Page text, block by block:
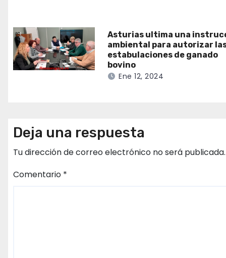
Asturias ultima una
ambiental para autorizar
estabulaciones de ganado
bovino
Ene 12, 2024
Deja una respuesta
Tu dirección de correo electrónico no será publicada.
Comentario *